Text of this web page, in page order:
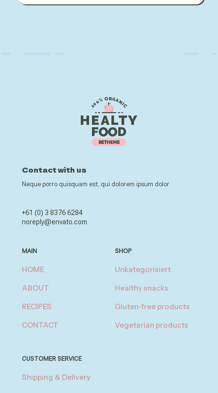
Contact with us
Neque porro quisquam est, qui dolorem ipsum dolor
+61 (0) 3 8376 6284
noreply@envato.com
MAIN
HOME
ABOUT
RECIPES
CONTACT
SHOP
Unkategorisiert
Healthy snacks
Gluten-free products
Vegetarian products
CUSTOMER SERVICE
Shipping & Delivery